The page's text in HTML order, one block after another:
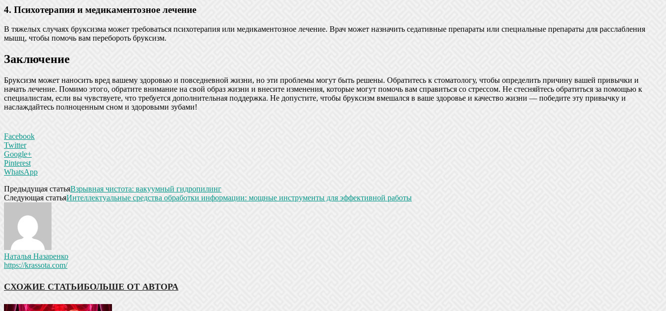
4. Психотерапия и медикаментозное лечение
В тяжелых случаях бруксизма может требоваться психотерапия или медикаментозное лечение. Врач может назначить седативные препараты или специальные препараты для расслабления
мышц, чтобы помочь вам перебороть бруксизм.
Заключение
Бруксизм может наносить вред вашему здоровью и повседневной жизни, но эти проблемы могут быть решены. Обратитесь к стоматологу, чтобы определить причину вашей привычки и
начать лечение. Помимо этого, обратите внимание на свой образ жизни и внесите изменения, которые могут помочь вам справиться со стрессом. Не стесняйтесь обратиться за помощью к
специалистам, если вы чувствуете, что требуется дополнительная поддержка. Не допустите, чтобы бруксизм вмешался в ваше здоровье и качество жизни — победите эту привычку и
наслаждайтесь полноценным сном и здоровыми зубами!
Facebook
Twitter
Google+
Pinterest
WhatsApp
Предыдущая статьяВзрывная чистота: вакуумный гидропилинг
Следующая статьяИнтеллектуальные средства обработки информации: мощные инструменты для эффективной работы
Наталья Назаренко
https://krassota.com/
СХОЖИЕ СТАТЬИБОЛЬШЕ ОТ АВТОРА